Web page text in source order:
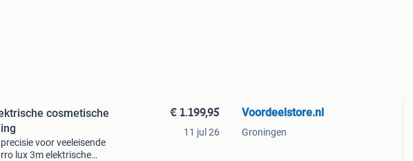
cosmetische
voor veeleisende
lux 3m elektrische
€ 1.199,95
11 jul 26
Voordeelstore.nl
Groningen